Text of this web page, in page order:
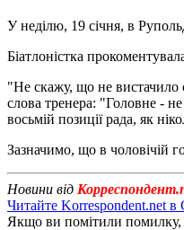
У неділю, 19 січня, в
Біатлоністка
"Не скажу, що не вистачило
слова тренера: "Головне -
восьмій позиції рада, як
Зазначимо, що в чоловічій
Новини від
Читайте Korrespondent.net в
Якщо ви помітили помилку,